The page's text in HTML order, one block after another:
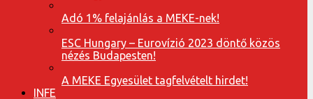
Adó 1% felajánlás a MEKE-nek!
ESC Hungary – Eurovízió 2023 döntő közös
nézés Budapesten!
A MEKE Egyesület tagfelvételt hirdet!
INFE